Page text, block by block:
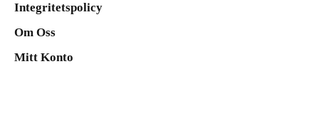
Integritetspolicy
Om Oss
Mitt Konto